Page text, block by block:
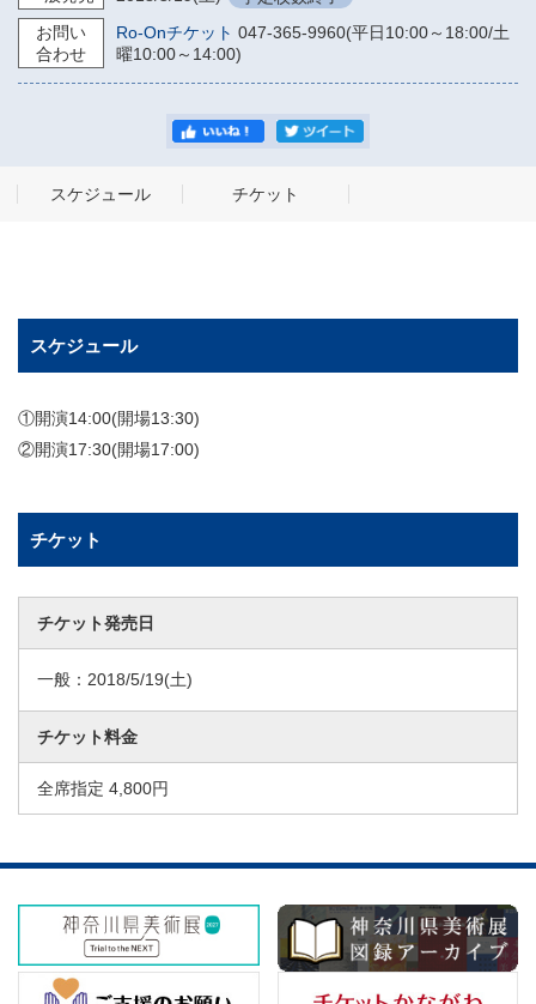
お問い
合わせ
Ro-Onチケット 047-365-9960(平日10:00～18:00/土
曜10:00～14:00)
スケジュール チケット
スケジュール
①開演14:00(開場13:30)
②開演17:30(開場17:00)
チケット
チケット発売日
一般： 2018/5/19(土)
チケット料金
全席指定 4,800円